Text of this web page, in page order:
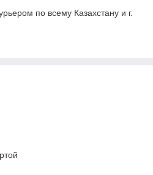
по всему Казахстану и г.